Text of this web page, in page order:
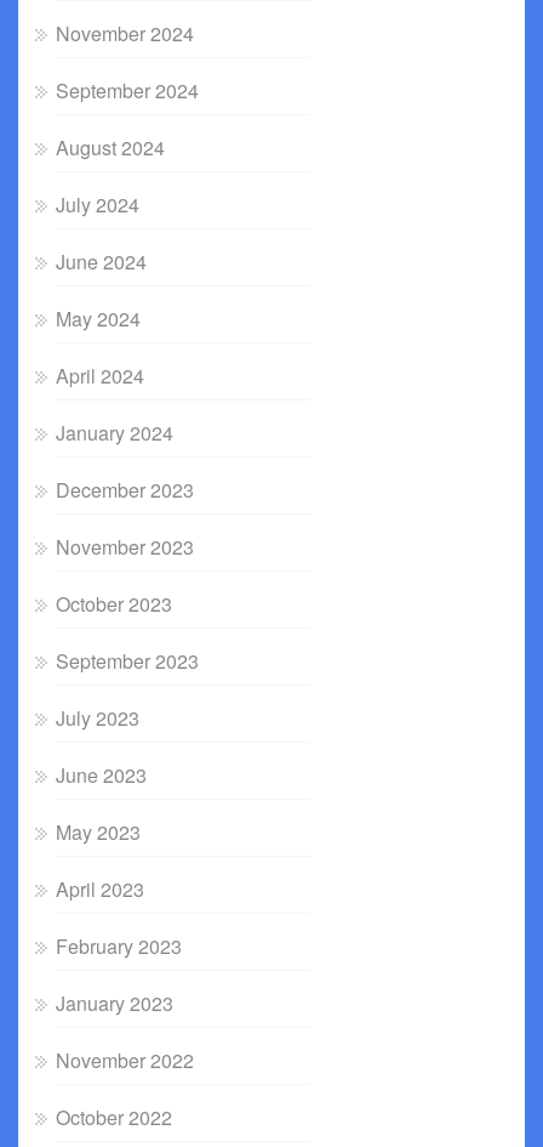
November 2024
September 2024
August 2024
July 2024
June 2024
May 2024
April 2024
January 2024
December 2023
November 2023
October 2023
September 2023
July 2023
June 2023
May 2023
April 2023
February 2023
January 2023
November 2022
October 2022